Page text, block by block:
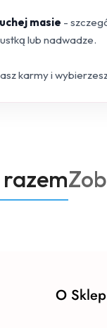
masie -
lub nadwadze.
karmy i
o
O